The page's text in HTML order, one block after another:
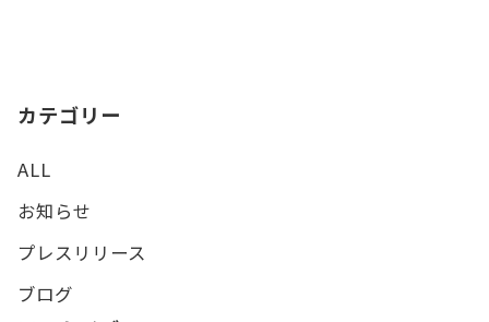
カテゴリー
ALL
お知らせ
プレスリリース
ブログ